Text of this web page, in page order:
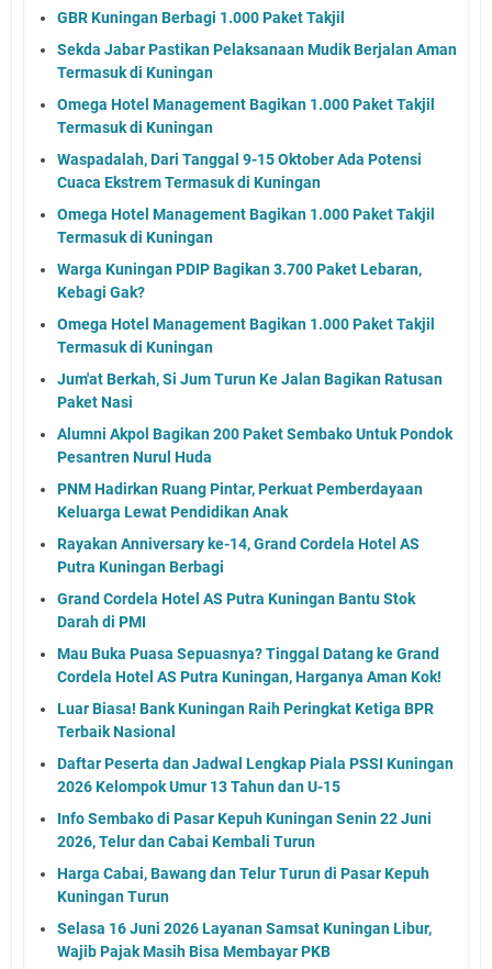
GBR Kuningan Berbagi 1.000 Paket Takjil
Sekda Jabar Pastikan Pelaksanaan Mudik Berjalan Aman
Termasuk di Kuningan
Omega Hotel Management Bagikan 1.000 Paket Takjil
Termasuk di Kuningan
Waspadalah, Dari Tanggal 9-15 Oktober Ada Potensi
Cuaca Ekstrem Termasuk di Kuningan
Omega Hotel Management Bagikan 1.000 Paket Takjil
Termasuk di Kuningan
Warga Kuningan PDIP Bagikan 3.700 Paket Lebaran,
Kebagi Gak?
Omega Hotel Management Bagikan 1.000 Paket Takjil
Termasuk di Kuningan
Jum'at Berkah, Si Jum Turun Ke Jalan Bagikan Ratusan
Paket Nasi
Alumni Akpol Bagikan 200 Paket Sembako Untuk Pondok
Pesantren Nurul Huda
PNM Hadirkan Ruang Pintar, Perkuat Pemberdayaan
Keluarga Lewat Pendidikan Anak
Rayakan Anniversary ke-14, Grand Cordela Hotel AS
Putra Kuningan Berbagi
Grand Cordela Hotel AS Putra Kuningan Bantu Stok
Darah di PMI
Mau Buka Puasa Sepuasnya? Tinggal Datang ke Grand
Cordela Hotel AS Putra Kuningan, Harganya Aman Kok!
Luar Biasa! Bank Kuningan Raih Peringkat Ketiga BPR
Terbaik Nasional
Daftar Peserta dan Jadwal Lengkap Piala PSSI Kuningan
2026 Kelompok Umur 13 Tahun dan U-15
Info Sembako di Pasar Kepuh Kuningan Senin 22 Juni
2026, Telur dan Cabai Kembali Turun
Harga Cabai, Bawang dan Telur Turun di Pasar Kepuh
Kuningan Turun
Selasa 16 Juni 2026 Layanan Samsat Kuningan Libur,
Wajib Pajak Masih Bisa Membayar PKB